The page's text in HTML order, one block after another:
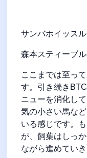
サンバホイッスル
森本スティーブ
ここまでは至っ
す。引き続き BTC
ニューを消化し
気の小さい馬な
いる感じです。
が、飼葉はしっ
ながら進めていき